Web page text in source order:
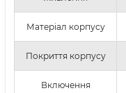
Матеріал корпусу
Покриття корпусу
Включення